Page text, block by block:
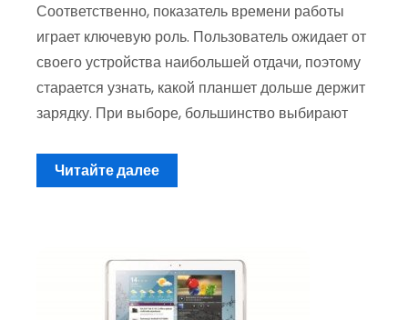
Соответственно, показатель времени работы
играет ключевую роль. Пользователь ожидает от
своего устройства наибольшей отдачи, поэтому
старается узнать, какой планшет дольше держит
зарядку. При выборе, большинство выбирают
Читайте далее